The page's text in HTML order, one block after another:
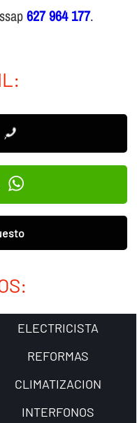
627 964 177.
ELECTRICISTA
REFORMAS
CLIMATIZACION
INTERFONOS